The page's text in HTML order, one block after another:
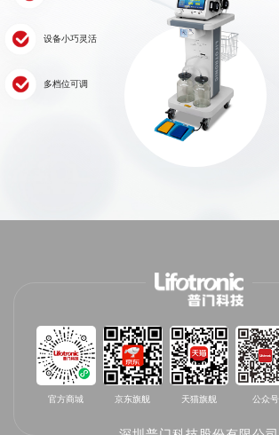
设备小巧灵活
多档位可调
官方商城 京东旗舰 天猫旗舰 公众号